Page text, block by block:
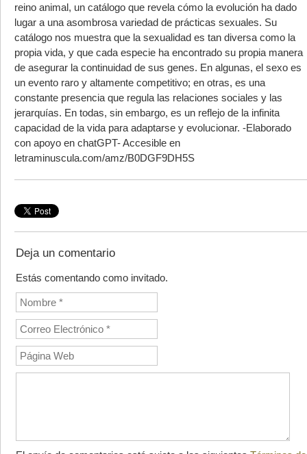
reino animal, un catálogo que revela cómo la evolución ha dado
lugar a una asombrosa variedad de prácticas sexuales. Su
catálogo nos muestra que la sexualidad es tan diversa como la
propia vida, y que cada especie ha encontrado su propia manera
de asegurar la continuidad de sus genes. En algunas, el sexo es
un evento raro y altamente competitivo; en otras, es una
constante presencia que regula las relaciones sociales y las
jerarquías. En todas, sin embargo, es un reflejo de la infinita
capacidad de la vida para adaptarse y evolucionar. -Elaborado
con apoyo en chatGPT- Accesible en
letraminuscula.com/amz/B0DGF9DH5S
Deja un comentario
Estás comentando como invitado.